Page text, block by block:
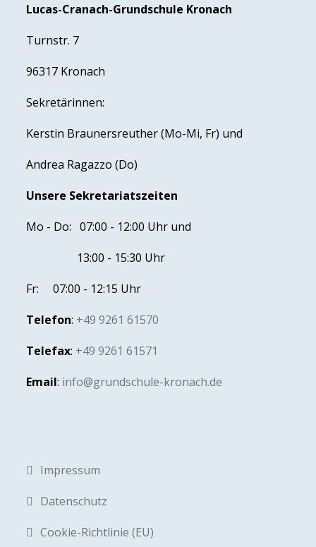
Lucas-Cranach-Grundschule Kronach
Turnstr. 7
96317 Kronach
Sekretärinnen:
Kerstin Braunersreuther (Mo-Mi, Fr) und
Andrea Ragazzo (Do)
Unsere Sekretariatszeiten
Mo - Do: 07:00 - 12:00 Uhr und
13:00 - 15:30 Uhr
Fr: 07:00 - 12:15 Uhr
Telefon: +49 9261 61570
Telefax: +49 9261 61571
Email: info@grundschule-kronach.de
Impressum
Datenschutz
Cookie-Richtlinie (EU)